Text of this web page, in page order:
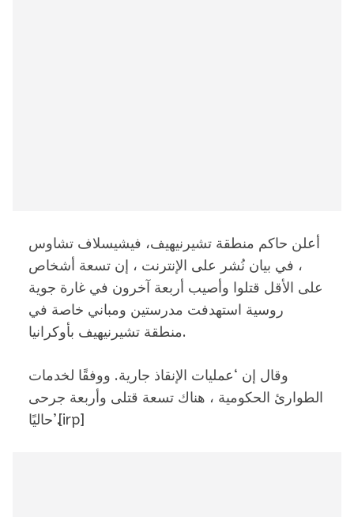
أعلن حاكم منطقة تشيرنيهيف، فيشيسلاف تشاوس
، في بيان نُشر على الإنترنت ، إن تسعة أشخاص
على الأقل قتلوا وأصيب أربعة آخرون في غارة جوية
روسية استهدفت مدرستين ومباني خاصة في
منطقة تشيرنيهيف بأوكرانيا.
وقال إن ‘عمليات الإنقاذ جارية. ووفقًا لخدمات
الطوارئ الحكومية ، هناك تسعة قتلى وأربعة جرحى
حاليًا’.[irp]